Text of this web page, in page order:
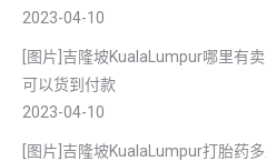
2023-04-10
[图片]吉隆坡KualaLumpur哪里有
可以货到付款
2023-04-10
[图片]吉隆坡KualaLumpur打胎药